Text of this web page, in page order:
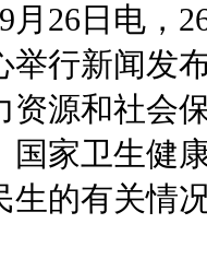
26日电，
举行新闻发
资源和社会
国家卫生健
生的有关情